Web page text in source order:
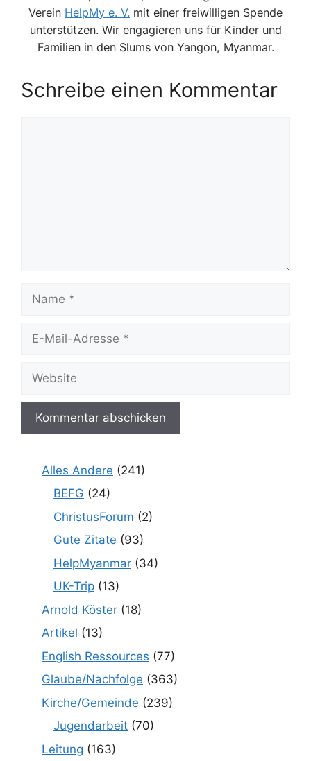
Verein HelpMy e. V. mit einer freiwilligen Spende
unterstützen. Wir engagieren uns für Kinder und
Familien in den Slums von Yangon, Myanmar.
Schreibe einen Kommentar
Mail-
Alles Andere (241)
BEFG (24)
ChristusForum (2)
Gute Zitate (93)
HelpMyanmar (34)
UK-Trip (13)
Arnold Köster (18)
Artikel (13)
English Ressources (77)
Glaube/Nachfolge (363)
Kirche/Gemeinde (239)
Jugendarbeit (70)
Leitung (163)